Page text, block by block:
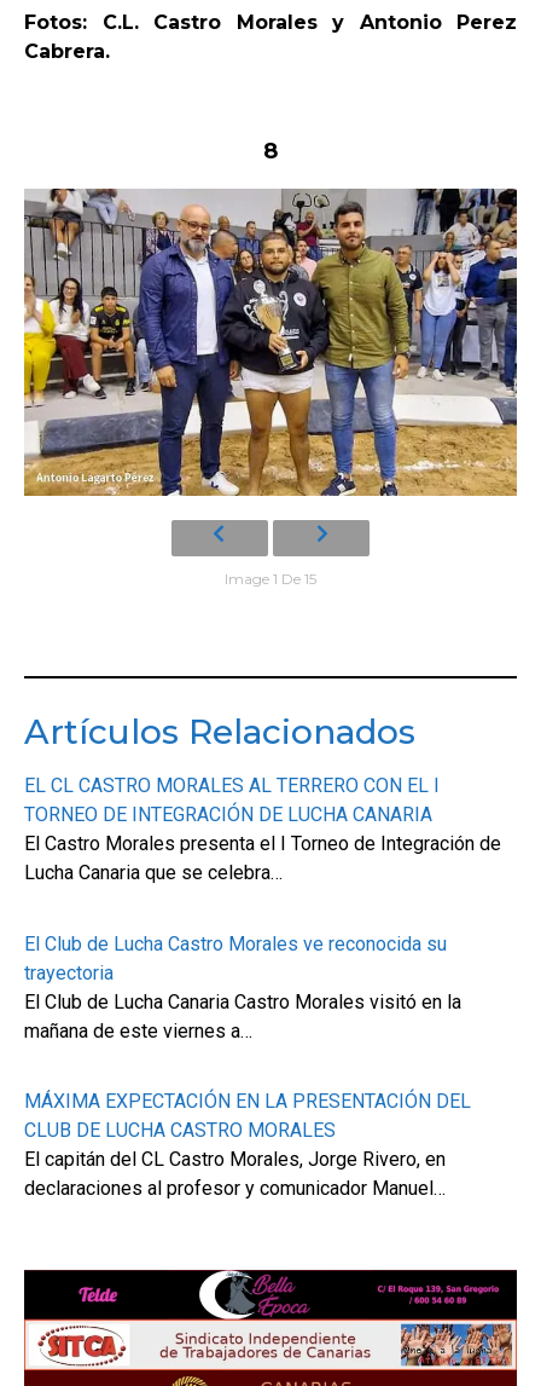
Fotos: C.L. Castro Morales y Antonio Perez
Cabrera.
8
Image 1 De 15
Artículos Relacionados
EL CL CASTRO MORALES AL TERRERO CON EL I
TORNEO DE INTEGRACIÓN DE LUCHA CANARIA
El Castro Morales presenta el I Torneo de Integración de
Lucha Canaria que se celebra…
El Club de Lucha Castro Morales ve reconocida su
trayectoria
El Club de Lucha Canaria Castro Morales visitó en la
mañana de este viernes a…
MÁXIMA EXPECTACIÓN EN LA PRESENTACIÓN DEL
CLUB DE LUCHA CASTRO MORALES
El capitán del CL Castro Morales, Jorge Rivero, en
declaraciones al profesor y comunicador Manuel…